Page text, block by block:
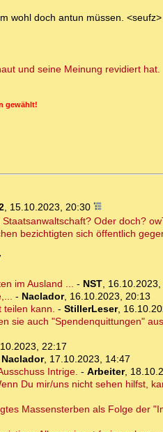
wohl doch antun müssen. <seufz>
und seine Meinung revidiert hat.
gewählt!
, 15.10.2023, 20:30
Oder doch?
bezichtigten sich öffentlich
im Ausland ... - NST,
- Naclador, 16.10.2023, 20:13
teilen kann. - StillerLeser,
sie auch "Spendenquittungen"
22:17
Naclador, 17.10.2023, 14:47
Intrige. - Arbeiter,
Du mir/uns nicht sehen hilfst,
Massensterben als Folge der